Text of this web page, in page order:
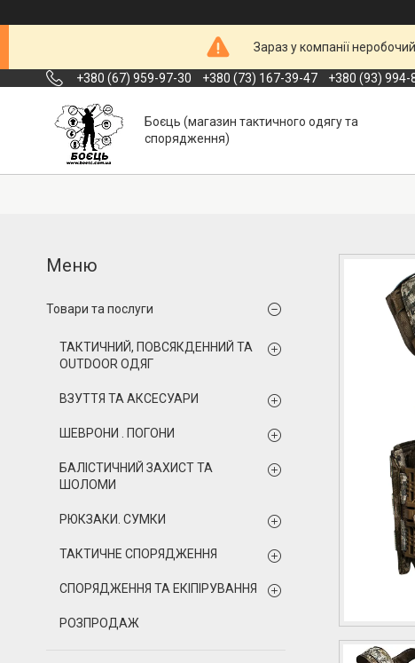
Зараз у компанії
+380 (67) 959-97-30 +380 (73) 167-39-47 +380 (93) 994-
Боєць (магазин тактичного одягу та
спорядження)
Товари та послуги
ТАКТИЧНИЙ, ПОВСЯКДЕННИЙ ТА
OUTDOOR ОДЯГ
ВЗУТТЯ ТА АКСЕСУАРИ
ШЕВРОНИ . ПОГОНИ
БАЛІСТИЧНИЙ ЗАХИСТ ТА
ШОЛОМИ
РЮКЗАКИ. СУМКИ
ТАКТИЧНЕ СПОРЯДЖЕННЯ
СПОРЯДЖЕННЯ ТА ЕКІПІРУВАННЯ
РОЗПРОДАЖ